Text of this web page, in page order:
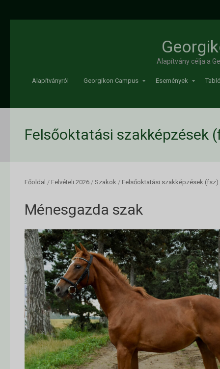
Alapítvány célja a
Alapítványról Georgikon Campus Események
Felsőoktatási szakképzések
Főoldal / Felvételi 2026/ Szakok / Felsőoktatási szakképzések (fsz)
Ménesgazda szak